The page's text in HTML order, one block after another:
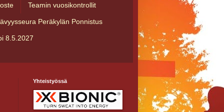
Teamin vuosikontrollit
Peräkylän Ponnistus
8.5.2027
Yhteistyössä